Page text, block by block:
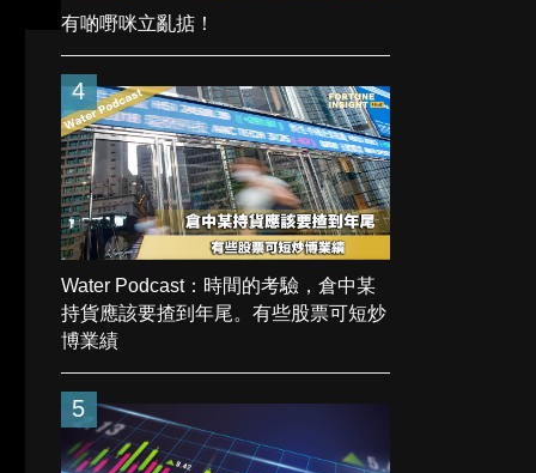
有啲嘢咪立亂掂！
4
Water Podcast：時間的考驗，倉中某
持貨應該要揸到年尾。有些股票可短炒
博業績
5